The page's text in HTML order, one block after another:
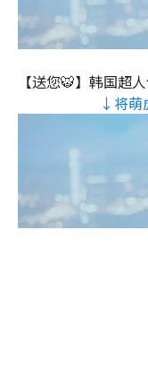
【送您🐯】韩国超
↓将萌